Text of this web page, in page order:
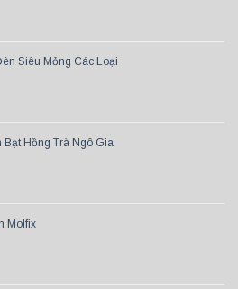
Siêu Mỏng Các Loại
Bạt Hồng Trà Ngô Gia
Molfix